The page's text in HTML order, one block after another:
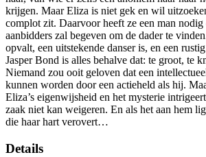
krijgen. Maar Eliza is niet gek en wil
complot zit. Daarvoor heeft ze een man nodig
aanbidders zal begeven om de dader te
opvalt, een uitstekende danser is, en een
Jasper Bond is alles behalve dat: te groot, te
Niemand zou ooit geloven dat een
kunnen worden door een actieheld als hij.
Eliza’s eigenwijsheid en het mysterie
zaak niet kan weigeren. En als het aan hem
die haar hart verovert…
Details